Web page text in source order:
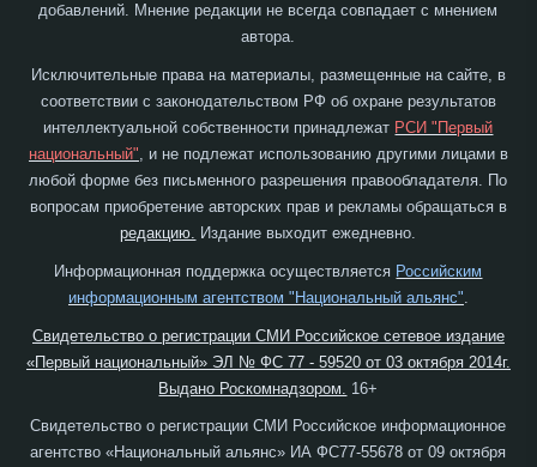
добавлений. Мнение редакции не всегда совпадает с мнением
автора.
Исключительные права на материалы, размещенные на сайте, в
соответствии с законодательством РФ об охране результатов
интеллектуальной собственности принадлежат РСИ "Первый
национальный", и не подлежат использованию другими лицами в
любой форме без письменного разрешения правообладателя. По
вопросам приобретение авторских прав и рекламы обращаться в
редакцию. Издание выходит ежедневно.
Информационная поддержка осуществляется Российским
информационным агентством "Национальный альянс"
Свидетельство о регистрации СМИ Российское сетевое издание
«Первый национальный» ЭЛ № ФС 77 - 59520 от 03 октября 2014г.
Выдано Роскомнадзором.
16+
Свидетельство о регистрации СМИ Российское информационное
агентство «Национальный альянс» ИА ФС77-55678 от 09 октября